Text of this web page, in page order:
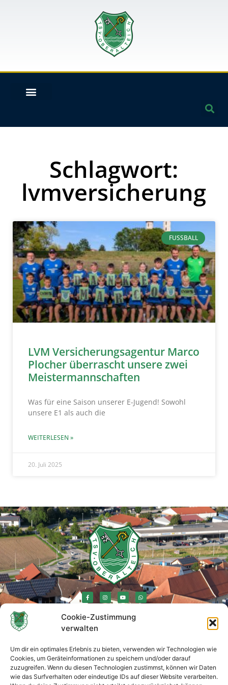
Cookie-Zustimmung
verwalten
Um dir ein optimales Erlebnis zu bieten, verwenden wir Technologien wie
Cookies, um Geräteinformationen zu speichern und/oder darauf
zuzugreifen. Wenn du diesen Technologien zustimmst, können wir Daten
wie das Surfverhalten oder eindeutige IDs auf dieser Website verarbeiten.
Schlagwort:
lvmversicherung
FUSSBALL
LVM Versicherungsagentur Marco
Plocher überrascht unsere zwei
Meistermannschaften
Was für eine Saison unserer E-Jugend! Sowohl
unsere E1 als auch die
WEITERLESEN »
20. Juli 2025
Rechtliches
Impressum
Datenschutzerklärung